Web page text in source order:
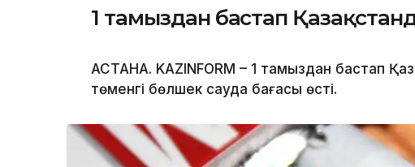
1 тамыздан бастап
АСТАНА. KAZINFORM – 1 тамыздан бастап
төменгі бөлшек сауда бағасы өсті.